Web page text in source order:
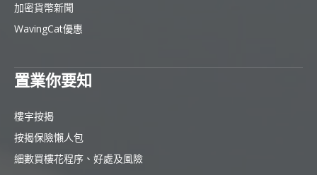
加密貨幣新聞
WavingCat優惠
置業你要知
樓宇按揭
按揭保險懶人包
細數買樓花程序、好處及風險